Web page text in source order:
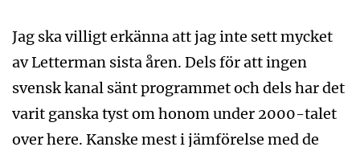
Jag ska villigt erkänna att jag inte sett mycket
av Letterman sista åren. Dels för att ingen
svensk kanal sänt programmet och dels har det
varit ganska tyst om honom under 2000-talet
over here. Kanske mest i jämförelse med de